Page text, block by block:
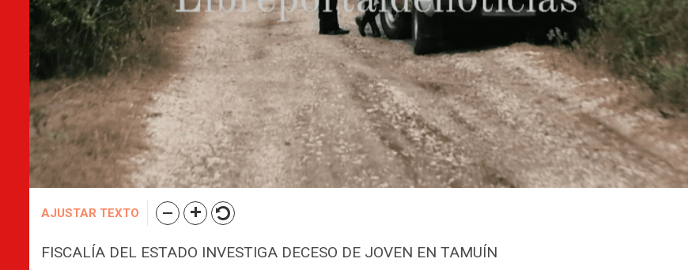
AJUSTAR TEXTO
FISCALÍA DEL ESTADO INVESTIGA DECESO DE JOVEN EN TAMUÍN